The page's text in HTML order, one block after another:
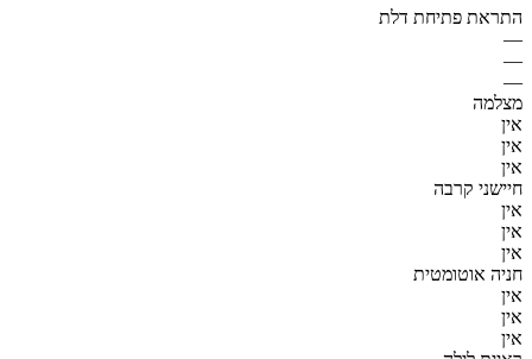
התראת פתיחת דלת
—
—
—
מצלמה
אין
אין
אין
חיישני קרבה
אין
אין
אין
חניה אוטומטית
אין
אין
אין